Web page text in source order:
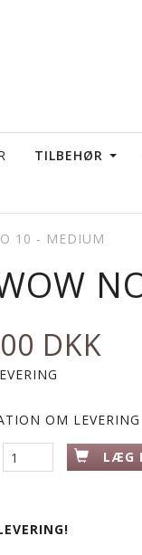
TILBEHØR
10 - MEDIUM
DKK
OM LEVERING
LÆG